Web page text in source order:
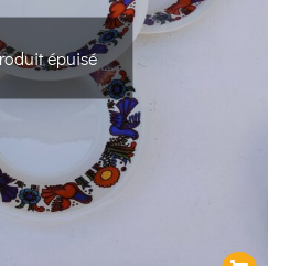
épuisé